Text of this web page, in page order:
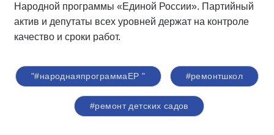
Народной программы «Единой России». Партийный
актив и депутаты всех уровней держат на контроле
качество и сроки работ.
"#народнаяпрограммаЕР " #ремонтшкол
#ремонт детских садов